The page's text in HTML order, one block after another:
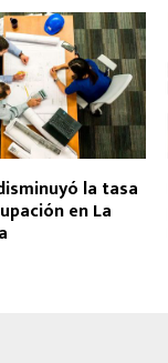
la tasa
en La